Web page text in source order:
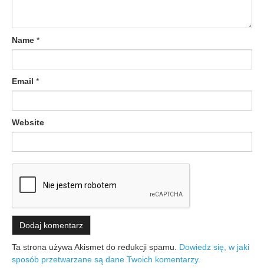
Name *
Email *
Website
Ta strona używa Akismet do redukcji spamu. Dowiedz się, w jaki
sposób przetwarzane są dane Twoich komentarzy.